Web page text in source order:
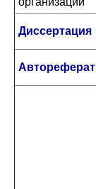
Диссертация
Автореферат